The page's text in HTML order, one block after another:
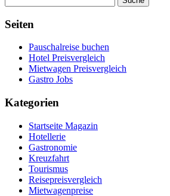
Seiten
Pauschalreise buchen
Hotel Preisvergleich
Mietwagen Preisvergleich
Gastro Jobs
Kategorien
Startseite Magazin
Hotellerie
Gastronomie
Kreuzfahrt
Tourismus
Reisepreisvergleich
Mietwagenpreise